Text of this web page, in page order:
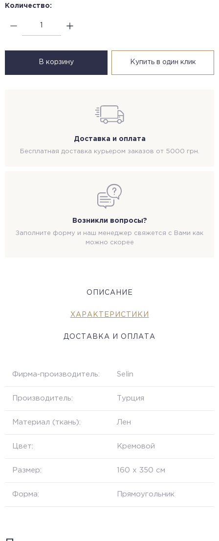
Количество:
В корзину Купить в один клик
Доставка и оплата
Бесплатная доставка курьером заказов от 5000 грн.
Возникли вопросы?
Заполните форму и наш менеджер свяжется с Вами как
можно скорее
ОПИСАНИЕ
ХАРАКТЕРИСТИКИ
ДОСТАВКА И ОПЛАТА
Фирма-производитель: Selin
Производитель: Турция
Материал (ткань): Лен
Цвет: Кремовой
Размер: 160 х 350 см
Форма: Прямоугольник